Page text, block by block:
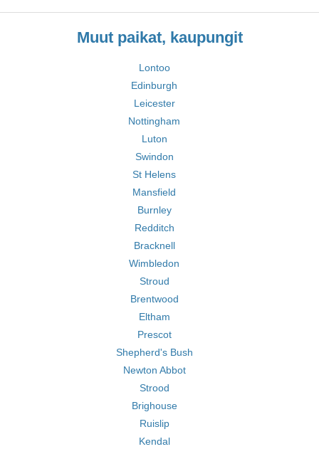
Muut paikat, kaupungit
Lontoo
Edinburgh
Leicester
Nottingham
Luton
Swindon
St Helens
Mansfield
Burnley
Redditch
Bracknell
Wimbledon
Stroud
Brentwood
Eltham
Prescot
Shepherd's Bush
Newton Abbot
Strood
Brighouse
Ruislip
Kendal